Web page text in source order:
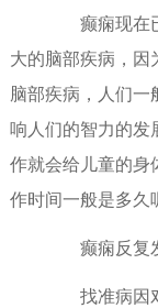
癫痫现在已
大的脑部疾病，因
脑部疾病，人们一
响人们的智力的发
作就会给儿童的身
作时间一般是多久
癫痫反复
找准病因对